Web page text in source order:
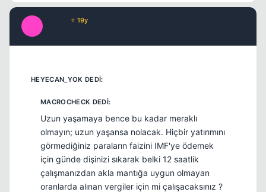
⭐ 19y
Uzun yaşamaya bence bu kadar meraklı
olmayın; uzun yaşansa nolacak. Hiçbir yatırımını
görmediğiniz paraların faizini IMF'ye ödemek
için günde dişinizi sıkarak belki 12 saatlik
çalışmanızdan akla mantığa uygun olmayan
oranlarda alınan vergiler için mi çalışacaksınız ?